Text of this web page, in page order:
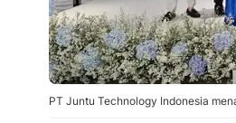
PT Juntu Technology Indonesia